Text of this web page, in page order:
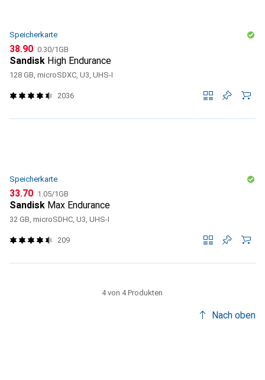
Speicherkarte
CHF
38.90 CHF
0.30/1GB
Sandisk High Endurance
128 GB, microSDXC, U3, UHS-I
2036
Speicherkarte
CHF
33.70 CHF
1.05/1GB
Sandisk Max Endurance
32 GB, microSDHC, U3, UHS-I
209
4 von 4 Produkten
Nach oben